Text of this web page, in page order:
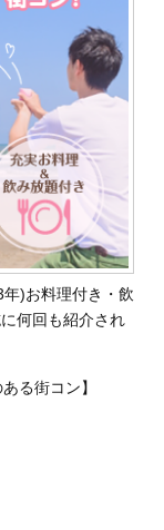
)お料理付き・飲
何回も紹介され
る街コン】